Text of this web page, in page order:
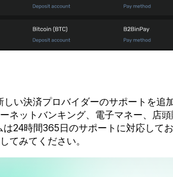
しい決済プロバイダーのサポートを
ネットバンキング、電子マネー、店
24時間365日のサポートに対応し
てみてください。